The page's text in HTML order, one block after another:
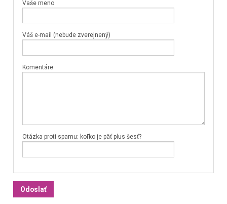
Vaše meno
Váš e-mail (nebude zverejnený)
Komentáre
Otázka proti spamu: koľko je päť plus šesť?